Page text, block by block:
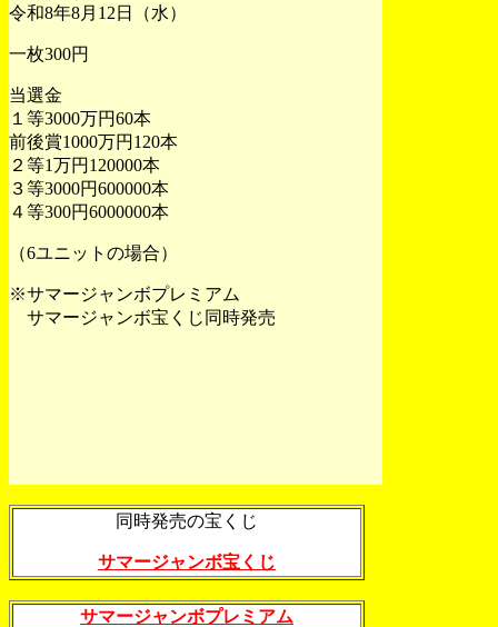
令和8年8月12日（水）
一枚300円
当選金
１等3000万円60本
前後賞1000万円120本
２等1万円120000本
３等3000円600000本
４等300円6000000本
（6ユニットの場合）
※サマージャンボプレミアム
サマージャンボ宝くじ同時発売
同時発売の宝くじ
サマージャンボ宝くじ
サマージャンボプレミアム